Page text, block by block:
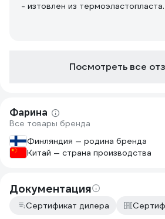
- изтовлен из термоэластопласта
- температура применения - 50/
Посмотреть все
Фарина
Все товары бренда
Финляндия — родина бренда
Китай — страна производства
Документация
Сертификат дилера